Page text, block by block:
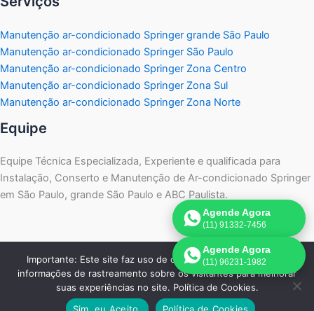
Manutenção ar-condicionado Springer grande São Paulo
Manutenção ar-condicionado Springer São Paulo
Manutenção ar-condicionado Springer Zona Centro
Manutenção ar-condicionado Springer Zona Sul
Manutenção ar-condicionado Springer Zona Norte
Equipe
Equipe Técnica Especializada, Experiente e qualificada para
Instalação, Conserto e Manutenção de Ar-condicionado Springer
em São Paulo, grande São Paulo e ABC Paulista.
Copyright © 2026 Springer Assistência | Agende pelo
WhatsApp:11 91332-7456
Agende Agora
(11) 91332-7456
Agende Agora
(11) 96231-1982
Importante: Este site faz uso de cookies que podem conter
informações de rastreamento sobre os visitantes para melhorar
suas experiências no site. Política de Cookies.
Sim, eu Aceito.
Política de Cookies